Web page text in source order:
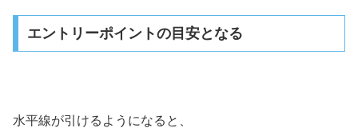
エントリーポイントの目安となる
水平線が引けるようになると、